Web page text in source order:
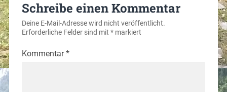
Schreibe einen Kommentar
Deine E-Mail-Adresse wird nicht veröffentlicht.
Erforderliche Felder sind mit *markiert
Kommentar*